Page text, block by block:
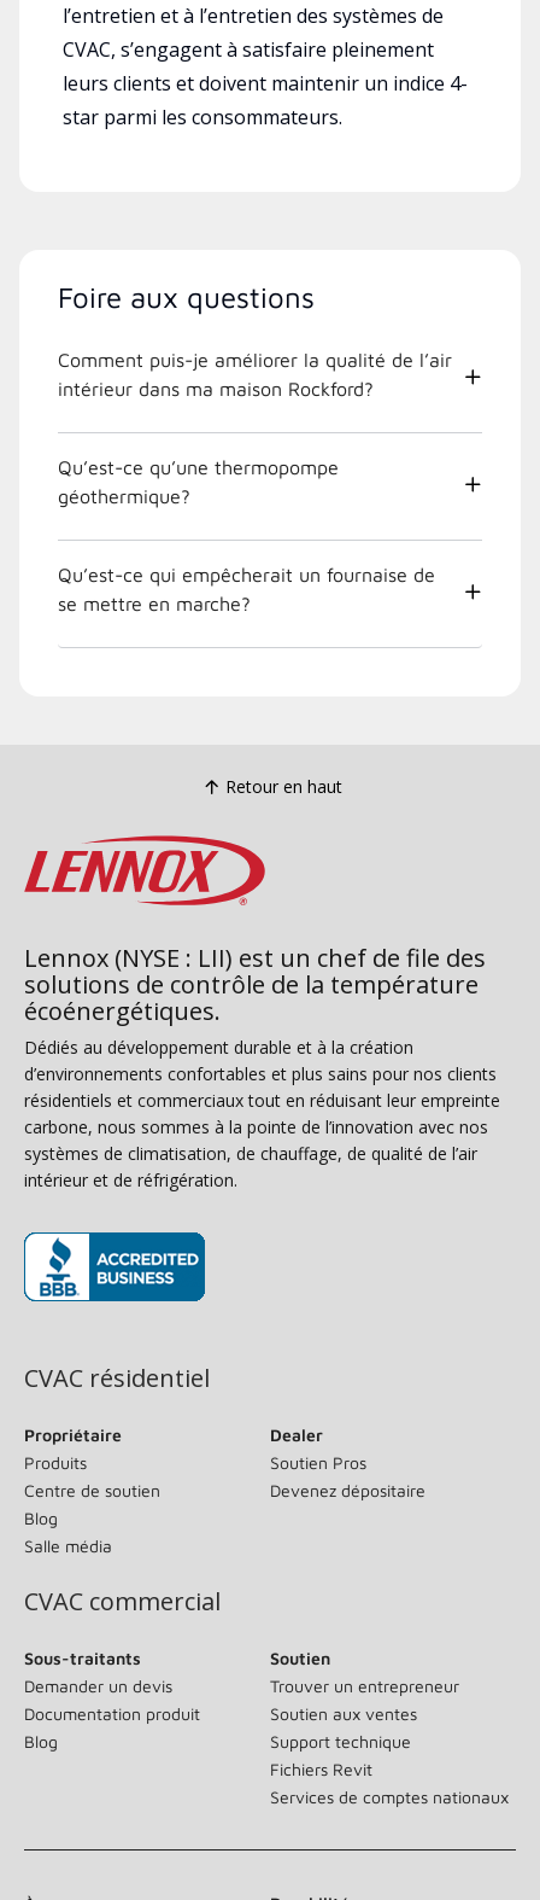
l’entretien et à l’entretien des systèmes de
CVAC, s’engagent à satisfaire pleinement
leurs clients et doivent maintenir un indice 4-
star parmi les consommateurs.
Foire aux questions
Comment puis-je améliorer la qualité de l’air
intérieur dans ma maison Rockford?
Qu’est-ce qu’une thermopompe
géothermique?
Qu’est-ce qui empêcherait un fournaise de
se mettre en marche?
Retour en haut
Lennox (NYSE : LII) est un chef de file des
solutions de contrôle de la température
écoénergétiques.
Dédiés au développement durable et à la création
d’environnements confortables et plus sains pour nos clients
résidentiels et commerciaux tout en réduisant leur empreinte
carbone, nous sommes à la pointe de l’innovation avec nos
systèmes de climatisation, de chauffage, de qualité de l’air
intérieur et de réfrigération.
CVAC résidentiel
Propriétaire
Produits
Centre de soutien
Blog
Salle média
Dealer
Soutien Pros
Devenez dépositaire
CVAC commercial
Sous-traitants
Demander un devis
Documentation produit
Blog
Soutien
Trouver un entrepreneur
Soutien aux ventes
Support technique
Fichiers Revit
Services de comptes nationaux